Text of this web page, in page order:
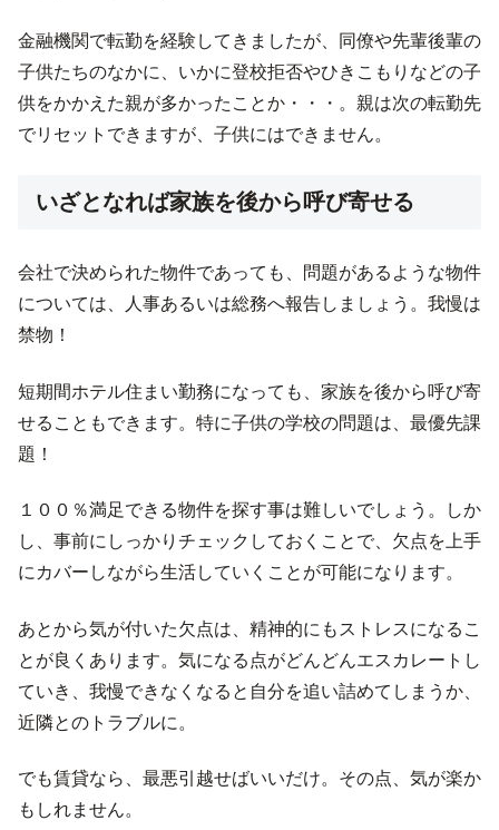
金融機関で転勤を経験してきましたが、同僚や先輩後輩の
子供たちのなかに、いかに登校拒否やひきこもりなどの子
供をかかえた親が多かったことか・・・。親は次の転勤先
でリセットできますが、子供にはできません。
いざとなれば家族を後から呼び寄せる
会社で決められた物件であっても、問題があるような物件
については、人事あるいは総務へ報告しましょう。我慢は
禁物！
短期間ホテル住まい勤務になっても、家族を後から呼び寄
せることもできます。特に子供の学校の問題は、最優先課
題！
１００％満足できる物件を探す事は難しいでしょう。しか
し、事前にしっかりチェックしておくことで、欠点を上手
にカバーしながら生活していくことが可能になります。
あとから気が付いた欠点は、精神的にもストレスになるこ
とが良くあります。気になる点がどんどんエスカレートし
ていき、我慢できなくなると自分を追い詰めてしまうか、
近隣とのトラブルに。
でも賃貸なら、最悪引越せばいいだけ。その点、気が楽か
もしれません。